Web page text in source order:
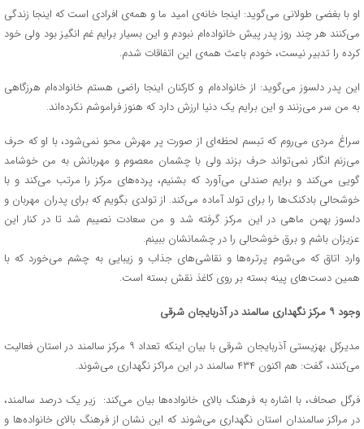
او با بغضی طولانی می‌گوید: اینجا خانه‌ی امید ما و همه‌ی افرادی است که اینجا زندگی
می‌کنند هر چند روز پدر پیش خانواده‌ام نبودم و این بسیار برایم غم انگیز بود ولی خود
کرده را تدبیر نیست، خودم باعث همه‌ی این اتفاقات شدم.
این پدر دلسوز می‌گوید: از خانواده‌ام و کارکنان اینجا راضی هستم خانواده‌ام هرزگاهی
به من سر می‌زنند و این برایم یک دنیا ارزش دارد که هنوز فراموشم نکرده‌اند.
سراغ مردی می‌روم که تبسم لحظه‌ای از صورت پر مهرش محو نمی‌شود، با او که حرف
می‌زنم انگار نمی‌تواند حرف بزند ولی با چشمان معصوم و مهربانش به من خوشامد
گویی می‌کند و برایم صندلی می‌آورد که بشنیم، پرده‌های مرکز را مرتب می‌کند و با
خوشحالی بادکنک‌ها را برای تولد آماده می‌کند. از تولدی بگویم که برای پدران مهربان و
دلسوز بهمن ماهی در این مرکز گرفته شد و من سعادت نصیبم شد تا در کنار این
عزیزان باشم و برق خوشحالی را در چشمانشان ببینم.
وارد اتاق که می‌شوم پرتره‌ها و نقاشی‌های جذاب و زیبایی به چشم می‌خورد که با
همین دست‌های پینه بسته بر روی کاغذ نقش بسته است.
وجود ۹ مرکز نگهداری سالمند در آذربایجان شرقی
مدیرکل بهزیستی آذربایجان شرقی با بیان اینکه تعداد ۹ مرکز سالمند در استان فعالیت
می‌کنند، گفت: هم اکنون ۴۳۴ سالمند در این مراکز نگهداری می‌شوند.
فرگل صحاف، با اشاره به فرهنگ بالای خانواده‌ها بیان می‌کند: زیر یک درصد سالمند،
در مراکز سالمندان استان نگهداری می‌شوند که این نشان از فرهنگ بالای خانواده‌ها و